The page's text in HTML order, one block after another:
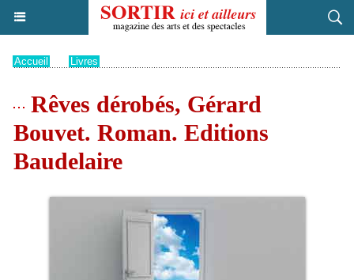
Accueil Livres
Rêves dérobés, Gérard
Bouvet. Roman. Editions
Baudelaire